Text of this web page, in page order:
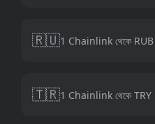
🇷🇺1 Chainlink থেকে RUB
🇹🇷1 Chainlink থেকে TRY